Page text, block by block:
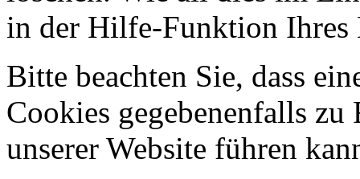
in der Hilfe-Funktion
Bitte beachten Sie, dass
Cookies gegebenenfalls
unserer Website führen